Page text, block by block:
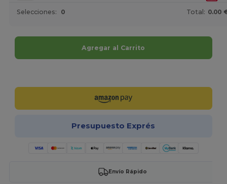
Selecciones: 0 Total: 0.00
Agregar al Carrito
Presupuesto Exprés
Envío Rápido